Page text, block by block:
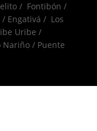
/ Fontibón /
Engativá / Los
Uribe /
Nariño / Puente